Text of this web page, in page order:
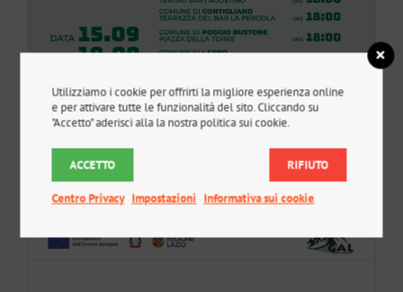
Utilizziamo i cookie per offrirti la migliore esperienza online
e per attivare tutte le funzionalità del sito. Cliccando su
"Accetto" aderisci alla la nostra politica sui cookie.
ACCETTO RIFIUTO
Centro Privacy Impostazioni Informativa sui cookie